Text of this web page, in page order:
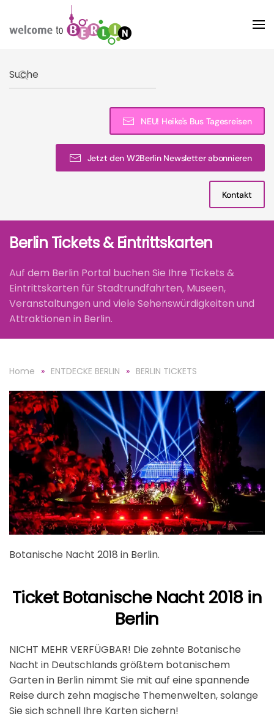
Skip to main content
NEU! Heike's Bus Tagesreisen
Jetzt den W2Berlin Newsletter abonnieren
Kontakt
Berlin Tickets & Eintrittskarten
Auf dem Berlin Portal buchen Sie Ihre Tickets &
Eintrittskarten für Stadtrundfahrten, Museen,
Veranstaltungen und viele Sehenswürdigkeiten und
Attraktionen in Berlin.
Home ENTDECKE BERLIN BERLIN TICKETS
Botanische Nacht 2018 in Berlin.
Ticket Botanische Nacht 2018 in
Berlin
NICHT MEHR VERFÜGBAR! Die zehnte Botanische
Nacht in Deutschlands größtem botanischem
Garten in Berlin nimmt Sie mit auf eine spannende
Reise durch zehn magische Themenwelten, solange
Sie sich schnell Ihre Karten sichern!